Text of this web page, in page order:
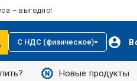
– выгодно!
С НДС (физическое)
Новые продукты